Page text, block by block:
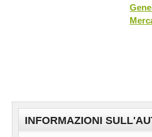
INFORMAZIONI